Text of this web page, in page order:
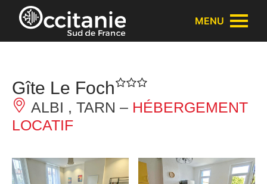
Panneau de gestion des cookies
MENU
Gîte Le Foch
ALBI , TARN – HÉBERGEMENT
LOCATIF